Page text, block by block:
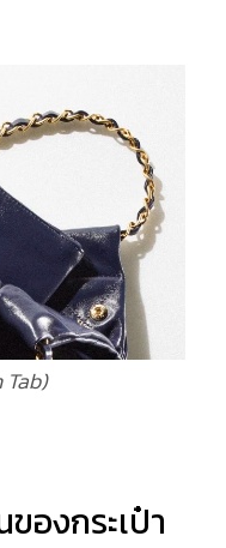
องกระเป๋า